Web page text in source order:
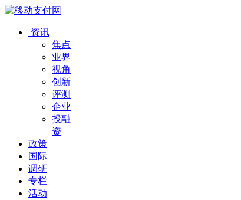
资讯
焦点
业界
视角
创新
评测
企业
投融
资
政策
国际
调研
专栏
活动